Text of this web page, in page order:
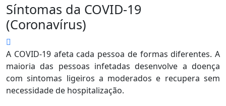
Síntomas da COVID-19
(Coronavírus)
A COVID-19 afeta cada pessoa de formas diferentes. A
maioria das pessoas infetadas desenvolve a doença
com sintomas ligeiros a moderados e recupera sem
necessidade de hospitalização.